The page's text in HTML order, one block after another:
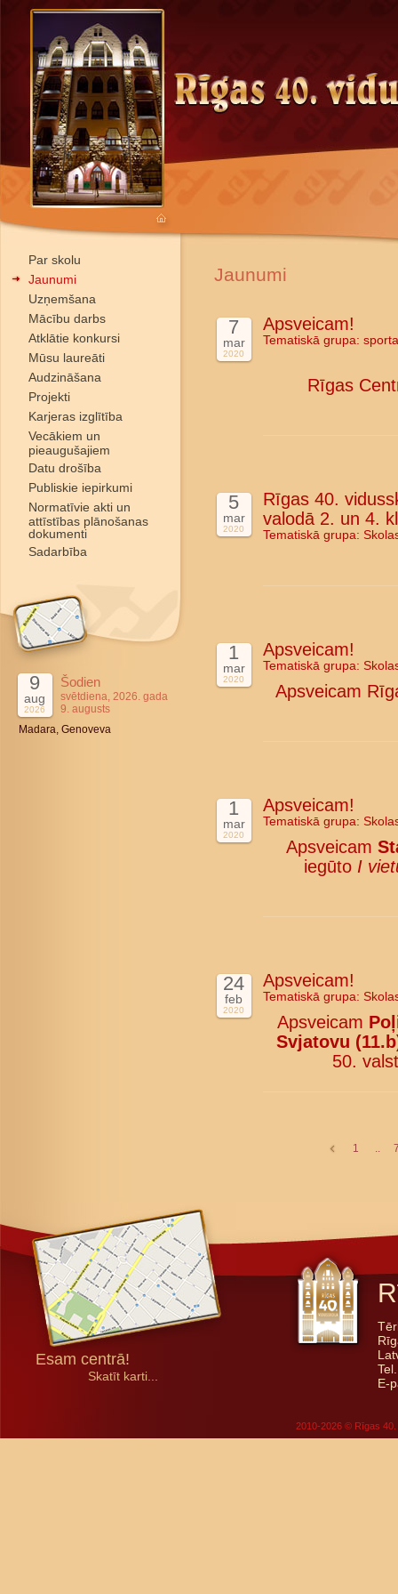
Par skolu
Jaunumi
Uzņemšana
Mācību darbs
Atklātie konkursi
Mūsu laureāti
Audzināšana
Projekti
Karjeras izglītība
Vecākiem un
pieaugušajiem
Datu drošība
Publiskie iepirkumi
Normatīvie akti un
attīstības plānošanas
dokumenti
Sadarbība
9
aug
2026
Šodien
svētdiena, 2026. gada
9. augusts
Madara, Genoveva
Jaunumi
7
mar
2020
Apsveicam!
Tematiskā grupa:
Rīgas
5
mar
2020
Rīgas 40.
valodā 2. un 4.
Tematiskā grupa:
1
mar
2020
Apsveicam!
Tematiskā grupa:
Apsveicam
1
mar
2020
Apsveicam!
Tematiskā grupa:
Apsveicam
iegūto I
24
feb
2020
Apsveicam!
Tematiskā grupa:
Apsveicam
Svjatovu
50.
1 ..
Esam centrā!
Skatīt karti...
E-
2010-2026 © Rīgas